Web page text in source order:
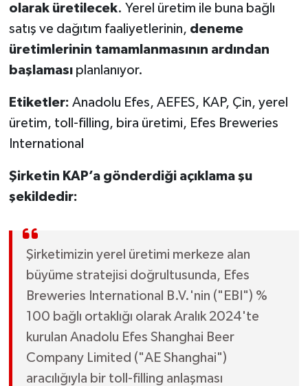
olarak üretilecek. Yerel üretim ile buna bağlı
satış ve dağıtım faaliyetlerinin, deneme
üretimlerinin tamamlanmasının ardından
başlamasıplanlanıyor.
Etiketler: Anadolu Efes, AEFES, KAP, Çin, yerel
üretim, toll-filling, bira üretimi, Efes Breweries
International
Şirketin KAP’a gönderdiği açıklama şu
şekildedir:
Şirketimizin yerel üretimi merkeze alan
büyüme stratejisi doğrultusunda, Efes
Breweries International B.V.'nin ("EBI") %
100 bağlı ortaklığı olarak Aralık 2024'te
kurulan Anadolu Efes Shanghai Beer
Company Limited ("AE Shanghai")
aracılığıyla bir toll-filling anlaşması